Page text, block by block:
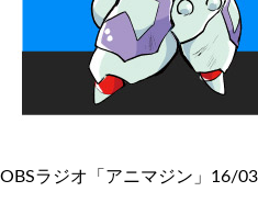
OBSラジオ「アニマジン」16/